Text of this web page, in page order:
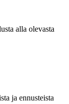
alla olevasta
ja ennusteista